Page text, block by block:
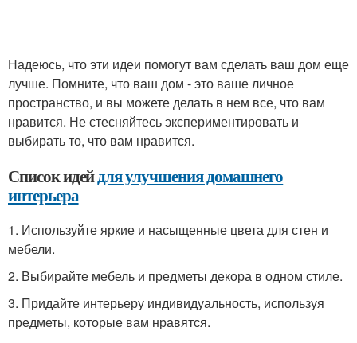
Надеюсь, что эти идеи помогут вам сделать ваш дом еще
лучше. Помните, что ваш дом - это ваше личное
пространство, и вы можете делать в нем все, что вам
нравится. Не стесняйтесь экспериментировать и
выбирать то, что вам нравится.
Список идейдля улучшения домашнего
интерьера
1. Используйте яркие и насыщенные цвета для стен и
мебели.
2. Выбирайте мебель и предметы декора в одном стиле.
3. Придайте интерьеру индивидуальность, используя
предметы, которые вам нравятся.